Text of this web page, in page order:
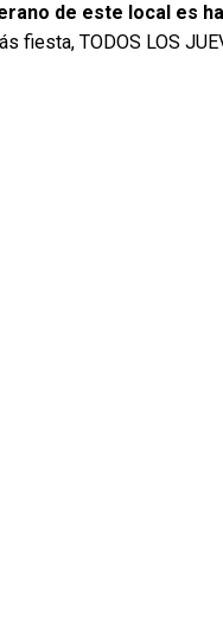
de este local es
fiesta, TODOS LOS